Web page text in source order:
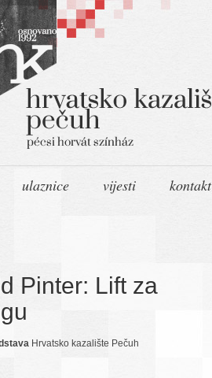
ulaznice vijesti kontakt
Pinter: Lift za
Hrvatsko kazalište Pečuh